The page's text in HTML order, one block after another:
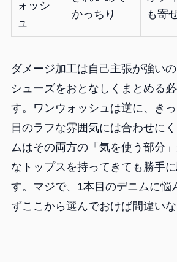
ォッシ
ュ
かっちり
も寄
ダメージ加工は自己主張が強い
シューズをおとなしくまとめる
す。ワンウォッシュは逆に、き
日のラフな雰囲気には合わせに
ムはその両方の「気を使う部分
なトップスを持ってきても勝手
す。マジで、1本目のデニムに悩
ずここから選んでおけば間違いな